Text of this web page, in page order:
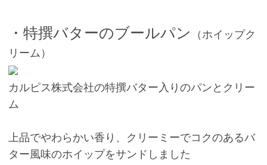
・特撰バターのブールパン （ホイップク
リーム）
カルピス株式会社の特撰バター入りのパンとクリー
ム
上品でやわらかい香り、クリーミーでコクのあるバ
ター風味のホイップをサンドしました